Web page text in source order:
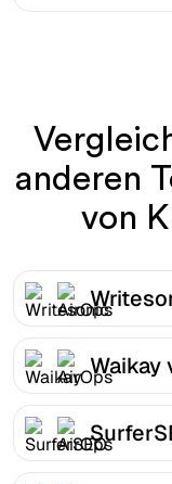
anderen
von
Waikay